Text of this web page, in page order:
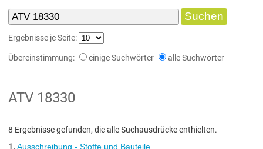
Ergebnisse je Seite:
Übereinstimmung: einige Suchwörter alle Suchwörter
ATV 18330
8 Ergebnisse gefunden, die alle Suchausdrücke enthielten.
1. Ausschreibung - Stoffe und Bauteile